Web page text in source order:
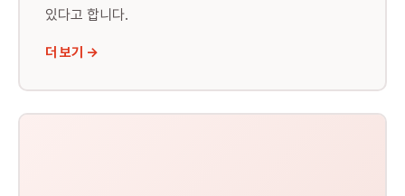
있다고 합니다.
더 보기 →